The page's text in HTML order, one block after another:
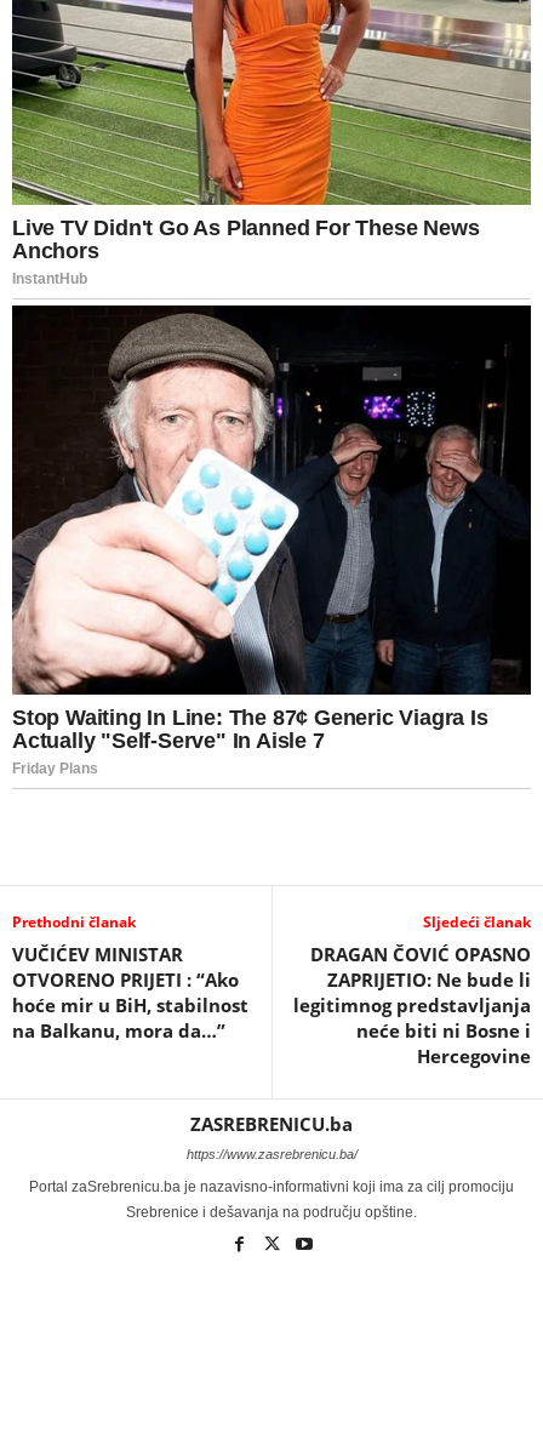
Prethodni članak
VUČIĆEV MINISTAR
OTVORENO PRIJETI : “Ako
hoće mir u BiH, stabilnost
na Balkanu, mora da…”
Sljedeći članak
DRAGAN ČOVIĆ OPASNO
ZAPRIJETIO: Ne bude li
legitimnog predstavljanja
neće biti ni Bosne i
Hercegovine
ZASREBRENICU.ba
https://www.zasrebrenicu.ba/
Portal zaSrebrenicu.ba je nazavisno-informativni koji ima za cilj promociju
Srebrenice i dešavanja na području opštine.